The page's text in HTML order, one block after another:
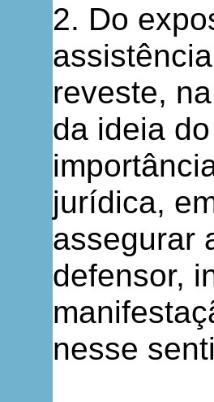
2. Do
reveste,
da ideia
jurídica,
assegurar
defensor,
nesse